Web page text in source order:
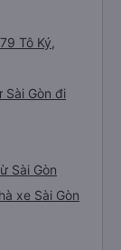
Tô Ký,
Gòn đi
Sài Gòn
xe Sài Gòn